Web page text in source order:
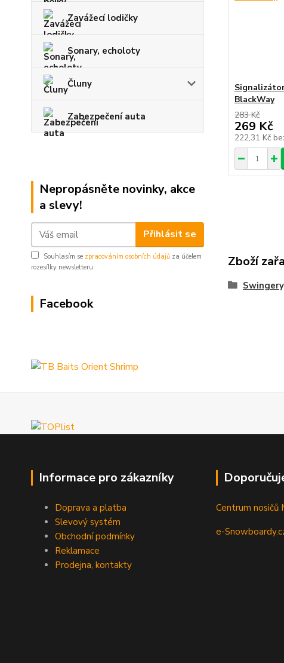
Zavážecí lodičky
Sonary, echoloty
Čluny
Zabezpečení auta
Nepropásněte novinky, akce
a slevy!
Přihlásit se
Souhlasím se zpracováním osobních údajů za účelem
rozesílky newsletteru.
Facebook
BlackWay
283 Kč
269 Kč
222,31 Kč
Zboží
Informace pro zákazníky
Doprava a platba
Slevový systém
Obchodní podmínky
Reklamace
Prodejna, kontakty
Centrum nosičů
e-